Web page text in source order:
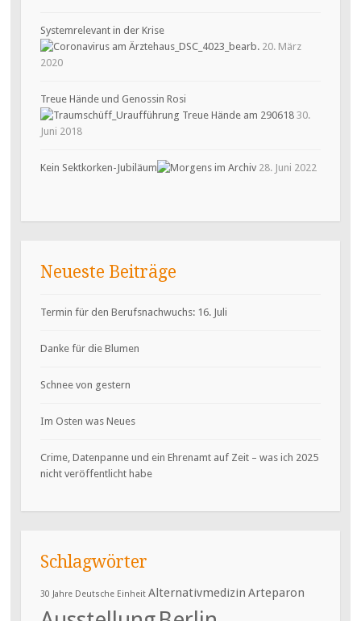
Systemrelevant in der Krise
20. März
2020
Treue Hände und Genossin Rosi
30.
Juni 2018
Kein Sektkorken-Jubiläum 28. Juni 2022
Neueste Beiträge
Termin für den Berufsnachwuchs: 16. Juli
Danke für die Blumen
Schnee von gestern
Im Osten was Neues
Crime, Datenpanne und ein Ehrenamt auf Zeit – was ich 2025
nicht veröffentlicht habe
Schlagwörter
30 Jahre Deutsche Einheit Alternativmedizin Arteparon